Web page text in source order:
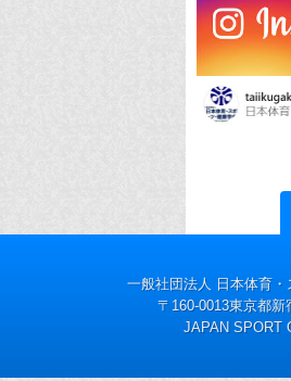
一般社団法人 日本体育
〒160-0013東京都
JAPAN SPORT